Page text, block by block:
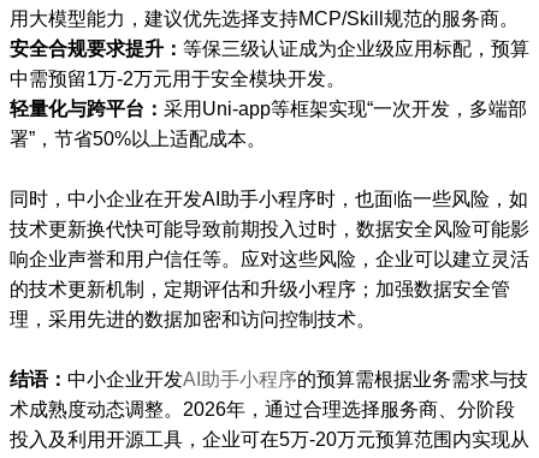
用大模型能力，建议优先选择支持MCP/Skill规范的服务商。
安全合规要求提升： 等保三级认证成为企业级应用标配，预算
中需预留1万-2万元用于安全模块开发。
轻量化与跨平台： 采用Uni-app等框架实现“一次开发，多端部
署”，节省50%以上适配成本。
同时，中小企业在开发AI助手小程序时，也面临一些风险，如
技术更新换代快可能导致前期投入过时，数据安全风险可能影
响企业声誉和用户信任等。应对这些风险，企业可以建立灵活
的技术更新机制，定期评估和升级小程序；加强数据安全管
理，采用先进的数据加密和访问控制技术。
结语： 中小企业开发AI助手小程序的预算需根据业务需求与技
术成熟度动态调整。2026年，通过合理选择服务商、分阶段
投入及利用开源工具，企业可在5万-20万元预算范围内实现从